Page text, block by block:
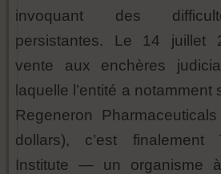
invoquant des
persistantes. Le 14 juillet
vente aux enchères
laquelle l’entité a notamment
Regeneron
dollars), c’est finalement
Institute — un organisme